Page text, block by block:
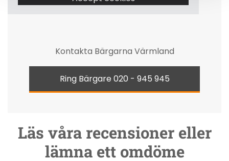
Kontakta Bärgarna Värmland
Ring Bärgare 020 - 945 945
Läs våra recensioner eller
lämna ett omdöme